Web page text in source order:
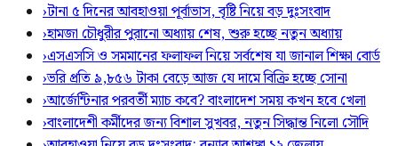
›টানা ৫ দিনের আবহাওয়া পূর্বাভাস, বৃষ্টি নিয়ে বড় দুঃসংবাদ
›হামজা চৌধুরীর পুরানো অধ্যায় শেষ, শুরু হচ্ছে নতুন অধ্যায়
›এসএসসি ও সমমানের ফলাফল নিয়ে সর্বশেষ যা জানাল শিক্ষা বোর্ড
›ভরি প্রতি ৯,৮৫৬ টাকা বেড়ে আজ যে দামে বিক্রি হচ্ছে সোনা
›আর্জেন্টিনার পরবর্তী ম্যাচ কবে? বাংলাদেশ সময় কখন হবে খেলা
›বাংলাদেশী কর্মীদের জন্য বিশাল সুখবর, নতুন সিদ্ধান্ত নিলো সৌদি